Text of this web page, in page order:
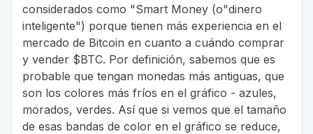
considerados como "Smart Money (o"dinero
inteligente") porque tienen más experiencia en el
mercado de Bitcoin en cuanto a cuándo comprar
y vender $BTC. Por definición, sabemos que es
probable que tengan monedas más antiguas, que
son los colores más fríos en el gráfico - azules,
morados, verdes. Así que si vemos que el tamaño
de esas bandas de color en el gráfico se reduce,